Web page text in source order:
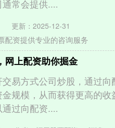
常会提供....
更新：2025-12-31
配资提供专业的咨询服务
网上配资助你掘金
易方式公司炒股，通过向
规模，从而获得更高的
过向配资....